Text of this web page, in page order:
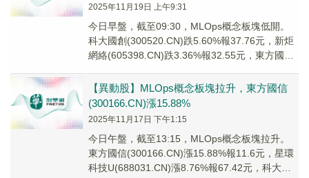
2025年11月19日 上午9:31
今日早盤，截至09:30，MLOps概念板塊低開。
科大國創(300520.CN)跌5.60%報37.76元，新炬
網絡(605398.CN)跌3.36%報32.55元，東方國信
【異動股】MLOps概念板塊拉升，東方國信
(300166.CN)漲15.88%
2025年11月17日 下午1:15
今日午盤，截至13:15，MLOps概念板塊拉升。
東方國信(300166.CN)漲15.88%報11.6元，星環
科技U(688031.CN)漲8.76%報67.42元，科大國